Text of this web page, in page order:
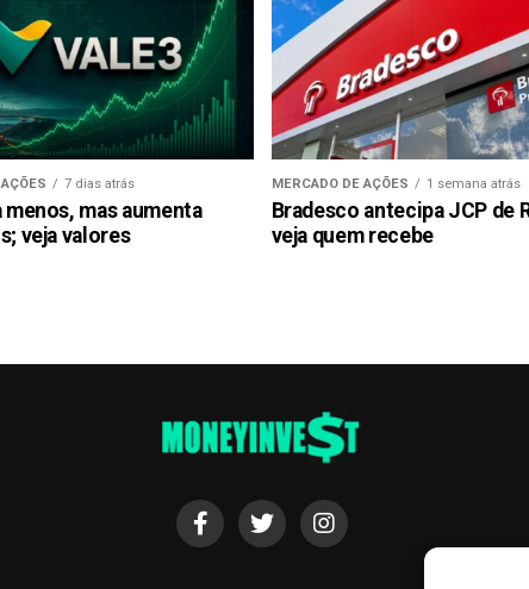
7 dias atrás
mas aumenta
veja valores
MERCADO DE AÇÕES 1 semana atrás
Bradesco antecipa JCP de
veja quem recebe